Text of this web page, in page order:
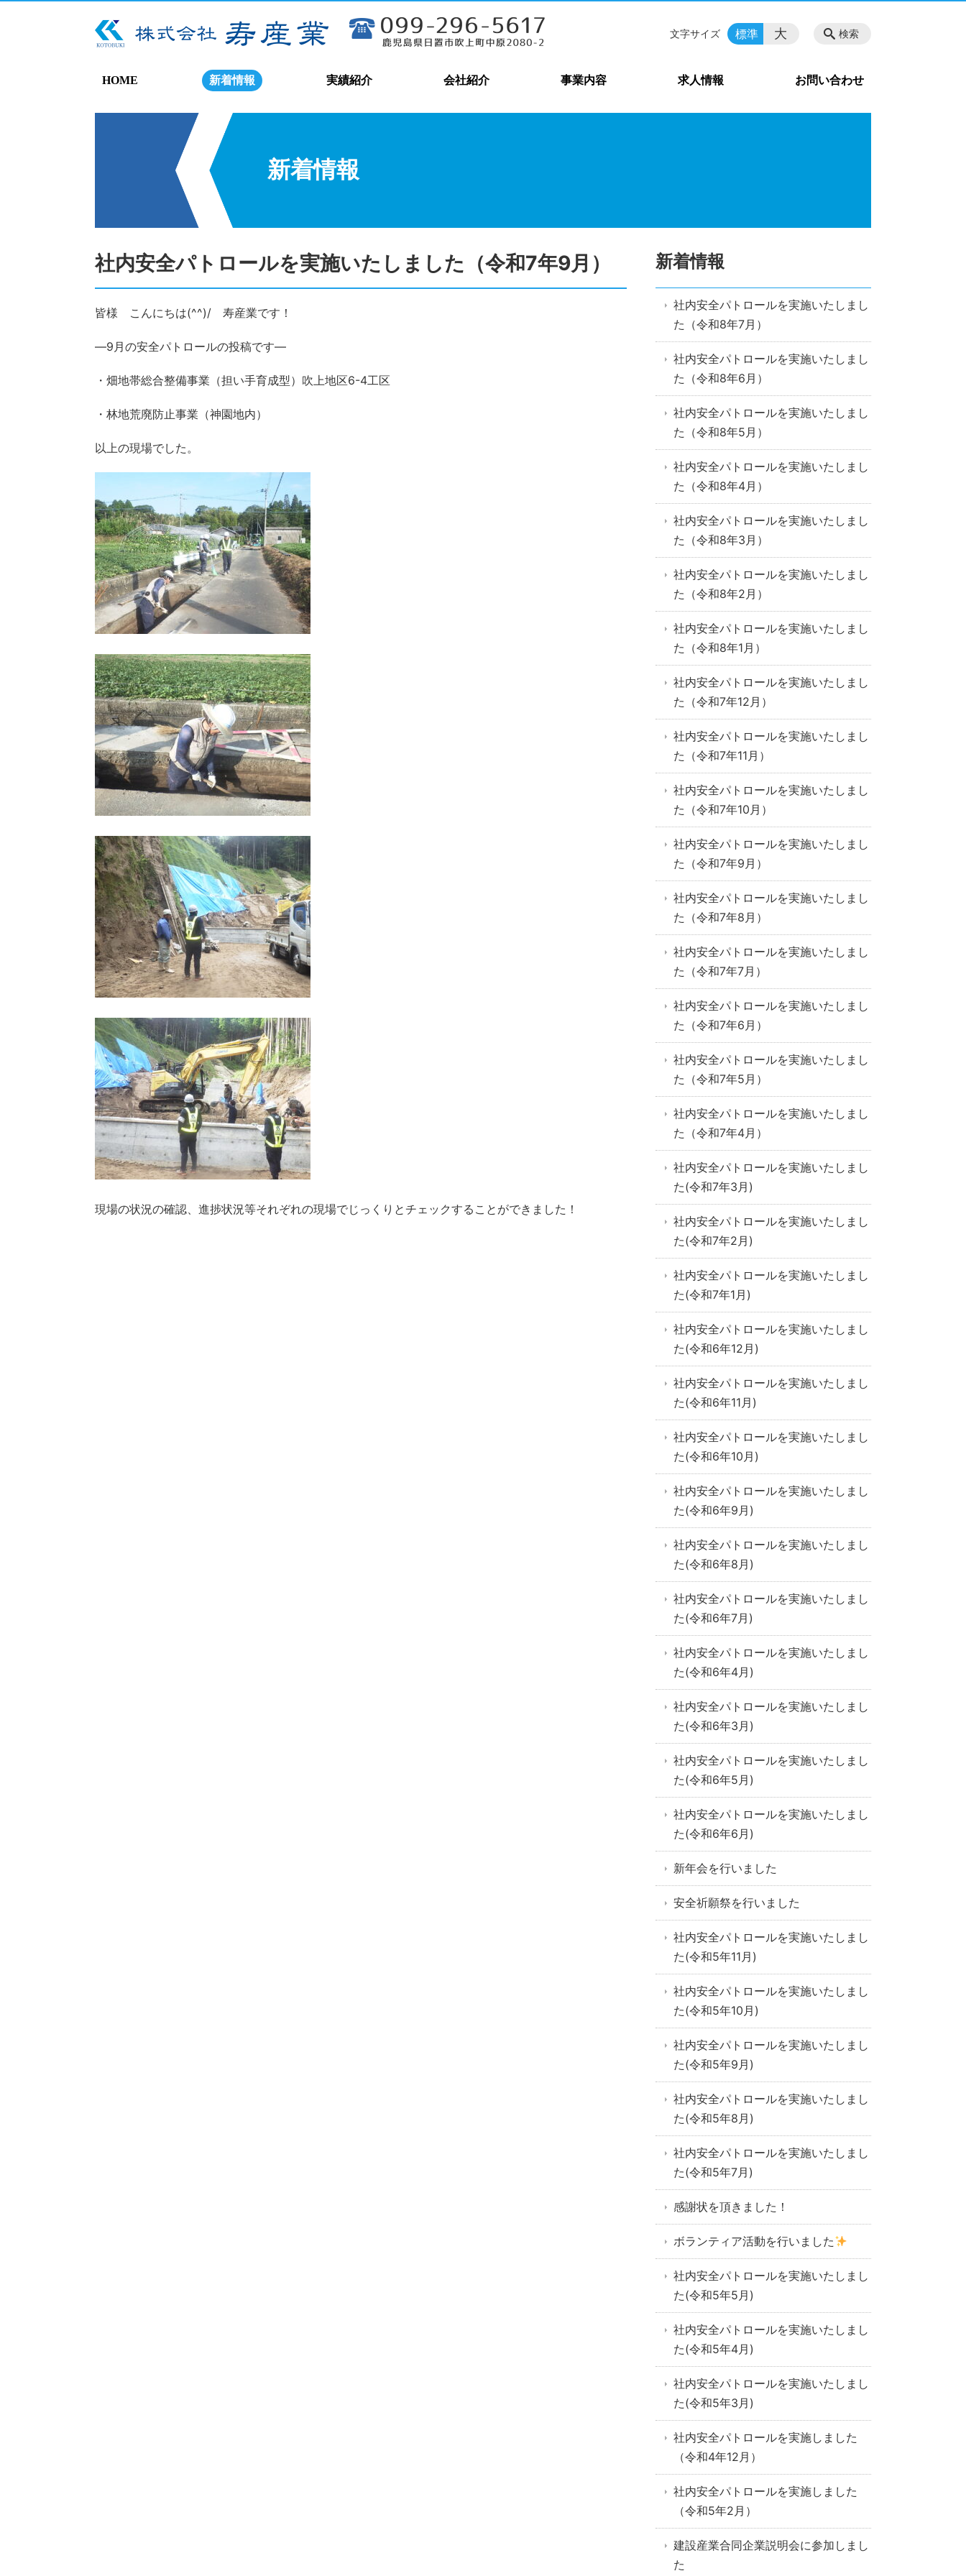
HOME 新着情報 実績紹介 会社紹介 事業内容 求人情報 お問い合わせ
検索
文字サイズ 標準 大
新着情報
社内安全パトロールを実施いたしました（令和7年9月）
皆様 こんにちは(^^)/ 寿産業です！
―9月の安全パトロールの投稿です―
・畑地帯総合整備事業（担い手育成型）吹上地区6-4工区
・林地荒廃防止事業（神園地内）
以上の現場でした。
現場の状況の確認、進捗状況等それぞれの現場でじっくりとチェックすることができました！
新着情報
社内安全パトロールを実施いたしまし
た（令和8年7月）
社内安全パトロールを実施いたしまし
た（令和8年6月）
社内安全パトロールを実施いたしまし
た（令和8年5月）
社内安全パトロールを実施いたしまし
た（令和8年4月）
社内安全パトロールを実施いたしまし
た（令和8年3月）
社内安全パトロールを実施いたしまし
た（令和8年2月）
社内安全パトロールを実施いたしまし
た（令和8年1月）
社内安全パトロールを実施いたしまし
た（令和7年12月）
社内安全パトロールを実施いたしまし
た（令和7年11月）
社内安全パトロールを実施いたしまし
た（令和7年10月）
社内安全パトロールを実施いたしまし
た（令和7年9月）
社内安全パトロールを実施いたしまし
た（令和7年8月）
社内安全パトロールを実施いたしまし
た（令和7年7月）
社内安全パトロールを実施いたしまし
た（令和7年6月）
社内安全パトロールを実施いたしまし
た（令和7年5月）
社内安全パトロールを実施いたしまし
た（令和7年4月）
社内安全パトロールを実施いたしまし
た(令和7年3月)
社内安全パトロールを実施いたしまし
た(令和7年2月)
社内安全パトロールを実施いたしまし
た(令和7年1月)
社内安全パトロールを実施いたしまし
た(令和6年12月)
社内安全パトロールを実施いたしまし
た(令和6年11月)
社内安全パトロールを実施いたしまし
た(令和6年10月)
社内安全パトロールを実施いたしまし
た(令和6年9月)
社内安全パトロールを実施いたしまし
た(令和6年8月)
社内安全パトロールを実施いたしまし
た(令和6年7月)
社内安全パトロールを実施いたしまし
た(令和6年4月)
社内安全パトロールを実施いたしまし
た(令和6年3月)
社内安全パトロールを実施いたしまし
た(令和6年5月)
社内安全パトロールを実施いたしまし
た(令和6年6月)
新年会を行いました
安全祈願祭を行いました
社内安全パトロールを実施いたしまし
た(令和5年11月)
社内安全パトロールを実施いたしまし
た(令和5年10月)
社内安全パトロールを実施いたしまし
た(令和5年9月)
社内安全パトロールを実施いたしまし
た(令和5年8月)
社内安全パトロールを実施いたしまし
た(令和5年7月)
感謝状を頂きました！
ボランティア活動を行いました
社内安全パトロールを実施いたしまし
た(令和5年5月)
社内安全パトロールを実施いたしまし
た(令和5年4月)
社内安全パトロールを実施いたしまし
た(令和5年3月)
社内安全パトロールを実施しました
（令和4年12月）
社内安全パトロールを実施しました
（令和5年2月）
建設産業合同企業説明会に参加しまし
た